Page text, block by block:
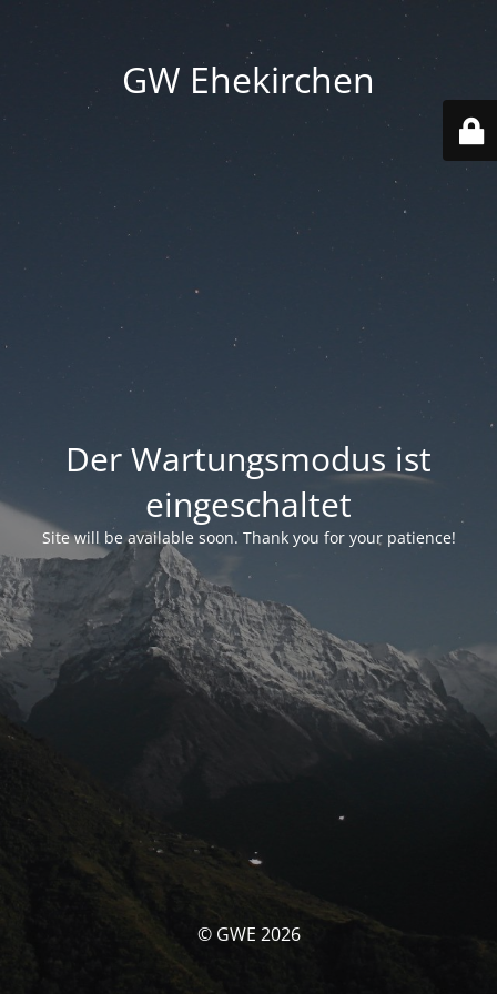
GW Ehekirchen
Der Wartungsmodus ist
eingeschaltet
Site will be available soon. Thank you for your patience!
© GWE 2026